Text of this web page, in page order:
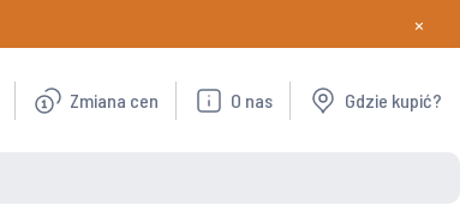
×
Zmiana cen O nas Gdzie kupić?